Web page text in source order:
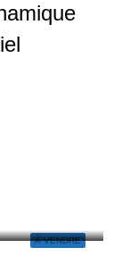
À VENDRE